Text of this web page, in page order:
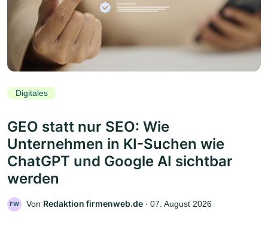
Digitales
GEO statt nur SEO: Wie
Unternehmen in KI-Suchen wie
ChatGPT und Google AI sichtbar
werden
FW Von Redaktion firmenweb.de ‧ 07. August 2026